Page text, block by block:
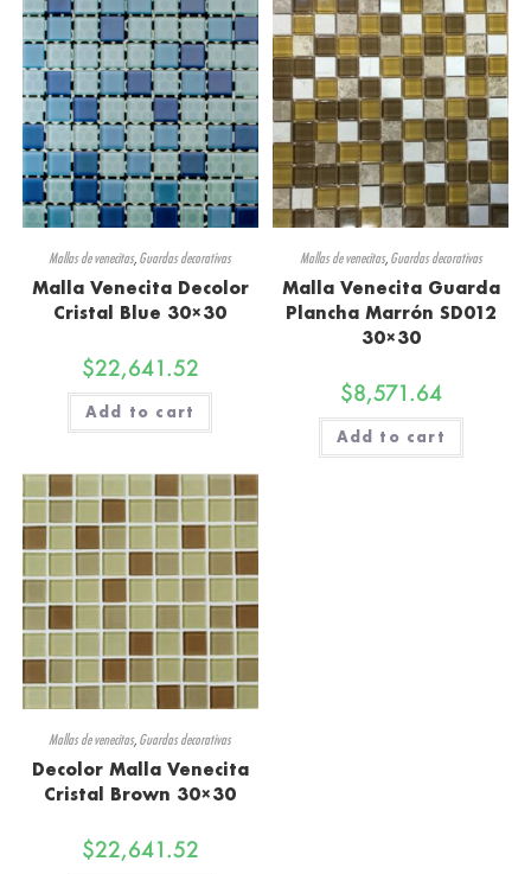
Mallas de venecitas, Guardas decorativas
Malla Venecita Decolor
Cristal Blue 30×30
$22,641.52
Add to cart
Mallas de venecitas, Guardas decorativas
Malla Venecita Guarda
Plancha Marrón SD012
30×30
$8,571.64
Add to cart
Mallas de venecitas, Guardas decorativas
Decolor Malla Venecita
Cristal Brown 30×30
$22,641.52